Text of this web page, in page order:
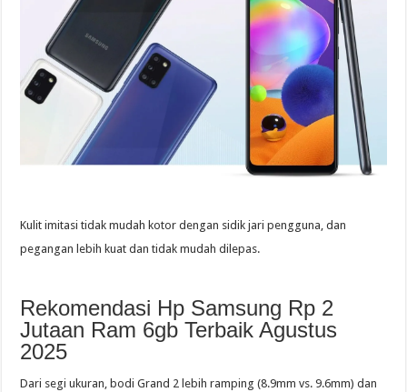
Kulit imitasi tidak mudah kotor dengan sidik jari pengguna, dan
pegangan lebih kuat dan tidak mudah dilepas.
Rekomendasi Hp Samsung Rp 2
Jutaan Ram 6gb Terbaik Agustus
2025
Dari segi ukuran, bodi Grand 2 lebih ramping (8.9mm vs. 9.6mm) dan